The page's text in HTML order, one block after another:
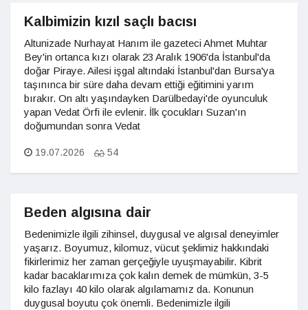
Kalbimizin kızıl saçlı bacısı
Altunizade Nurhayat Hanım ile gazeteci Ahmet Muhtar
Bey'in ortanca kızı olarak 23 Aralık 1906'da İstanbul'da
doğar Piraye. Ailesi işgal altındaki İstanbul'dan Bursa'ya
taşınınca bir süre daha devam ettiği eğitimini yarım
bırakır. On altı yaşındayken Darülbedayi'de oyunculuk
yapan Vedat Örfi ile evlenir. İlk çocukları Suzan'ın
doğumundan sonra Vedat
19.07.2026 54
Beden algısına dair
Bedenimizle ilgili zihinsel, duygusal ve algısal deneyimler
yaşarız. Boyumuz, kilomuz, vücut şeklimiz hakkındaki
fikirlerimiz her zaman gerçeğiyle uyuşmayabilir. Kibrit
kadar bacaklarımıza çok kalın demek de mümkün, 3-5
kilo fazlayı 40 kilo olarak algılamamız da. Konunun
duygusal boyutu çok önemli. Bedenimizle ilgili